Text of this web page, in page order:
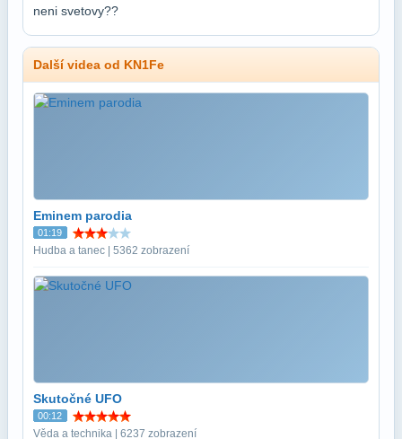
neni svetovy??
Další videa od KN1Fe
Eminem parodia
01:19
Hudba a tanec | 5362 zobrazení
Skutočné UFO
00:12
Věda a technika | 6237 zobrazení